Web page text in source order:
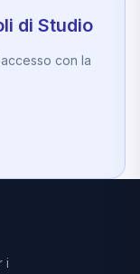
di Studio
con la
i